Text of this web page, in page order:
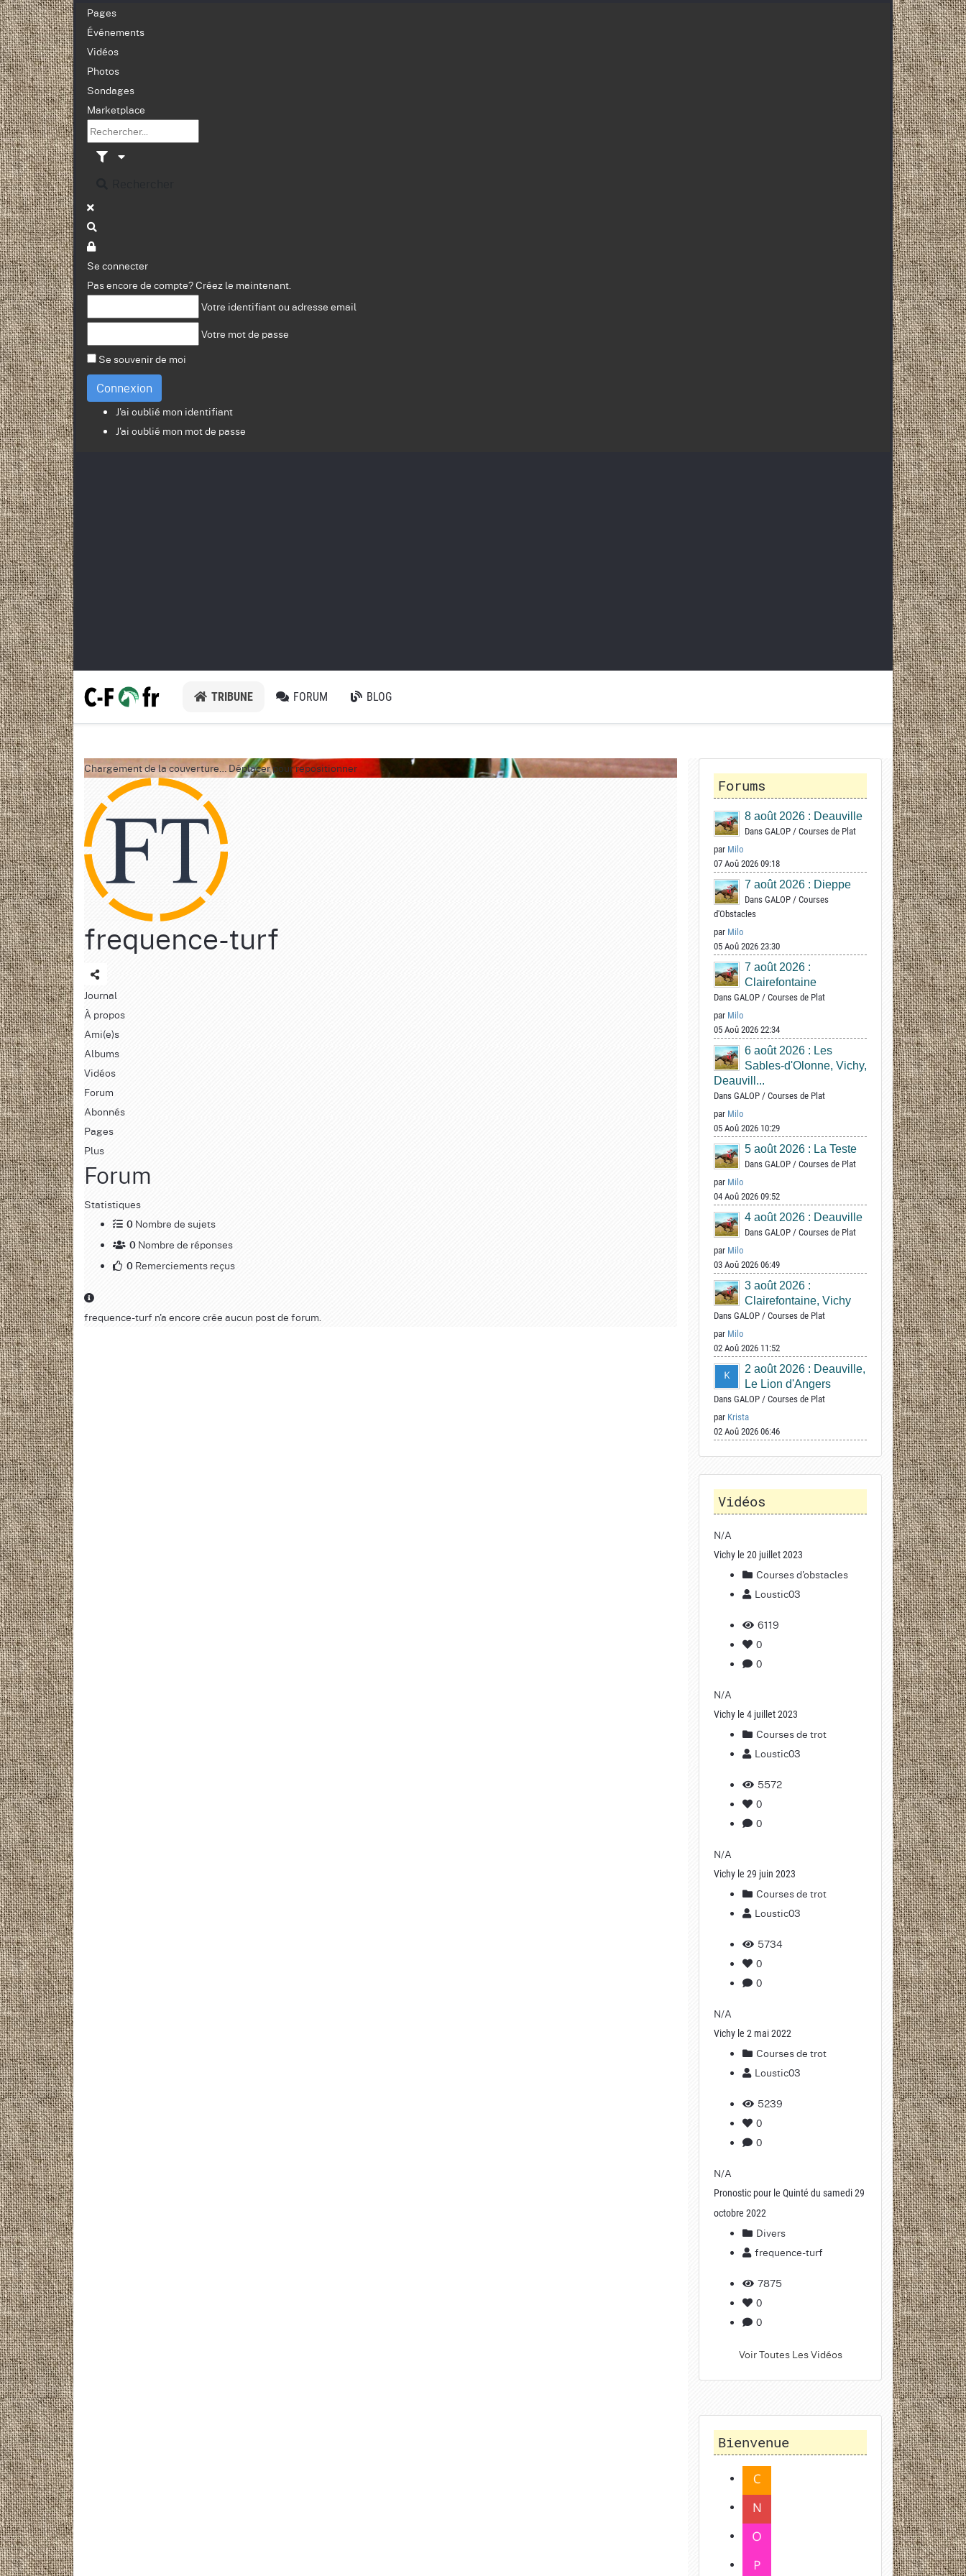
Pages
Événements
Vidéos
Photos
Sondages
Marketplace
Se connecter
Pas encore de compte? Créez le maintenant.
Votre identifiant ou adresse email
Votre mot de passe
Se souvenir de moi
Connexion
J'ai oublié mon identifiant
J'ai oublié mon mot de passe
TRIBUNE FORUM BLOG
Chargement de la couverture…Déplacer pour repositionner
frequence-turf
Journal
À propos
Ami(e)s
Albums
Vidéos
Forum
Abonnés
Pages
Plus
Forum
Statistiques
0 Nombre de sujets
0 Nombre de réponses
0 Remerciements reçus
frequence-turf n'a encore crée aucun post de forum.
Forums
8 août 2026 : Deauville
Dans GALOP / Courses de Plat
par Milo
07 Aoû 2026 09:18
7 août 2026 : Dieppe
Dans GALOP / Courses
d'Obstacles
par Milo
05 Aoû 2026 23:30
7 août 2026 :
Clairefontaine
Dans GALOP / Courses de Plat
par Milo
05 Aoû 2026 22:34
6 août 2026 : Les
Sables-d'Olonne, Vichy,
Deauvill...
Dans GALOP / Courses de Plat
par Milo
05 Aoû 2026 10:29
5 août 2026 : La Teste
Dans GALOP / Courses de Plat
par Milo
04 Aoû 2026 09:52
4 août 2026 : Deauville
Dans GALOP / Courses de Plat
par Milo
03 Aoû 2026 06:49
3 août 2026 :
Clairefontaine, Vichy
Dans GALOP / Courses de Plat
par Milo
02 Aoû 2026 11:52
2 août 2026 : Deauville,
Le Lion d'Angers
Dans GALOP / Courses de Plat
par Krista
02 Aoû 2026 06:46
Vidéos
N/A
Vichy le 20 juillet 2023
Courses d'obstacles
Loustic03
6119
0
0
N/A
Vichy le 4 juillet 2023
Courses de trot
Loustic03
5572
0
0
N/A
Vichy le 29 juin 2023
Courses de trot
Loustic03
5734
0
0
N/A
Vichy le 2 mai 2022
Courses de trot
Loustic03
5239
0
0
N/A
Pronostic pour le Quinté du samedi 29
octobre 2022
Divers
frequence-turf
7875
0
0
Voir Toutes Les Vidéos
Bienvenue